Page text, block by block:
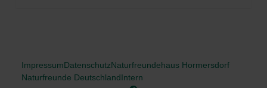
ImpressumDatenschutzNaturfreundehaus Hormersdorf
Naturfreunde DeutschlandIntern